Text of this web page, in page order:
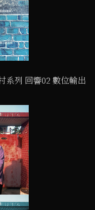
系列 回響02 數位輸出